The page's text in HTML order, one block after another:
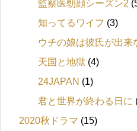
監察医朝顔シーズン2
知ってるワイフ (3)
ウチの娘は彼氏が出来
天国と地獄 (4)
24JAPAN (1)
君と世界が終わる日に
2020秋ドラマ (15)